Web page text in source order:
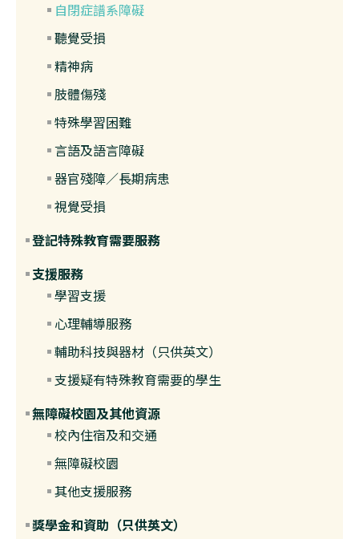
自閉症譜系障礙
聽覺受損
精神病
肢體傷殘
特殊學習困難
言語及語言障礙
器官殘障／長期病患
視覺受損
登記特殊教育需要服務
支援服務
學習支援
心理輔導服務
輔助科技與器材（只供英文）
支援疑有特殊教育需要的學生
無障礙校園及其他資源
校內住宿及和交通
無障礙校園
其他支援服務
獎學金和資助（只供英文）